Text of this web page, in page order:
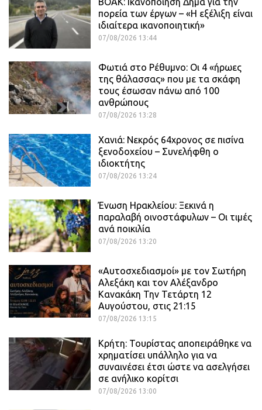
πορεία των έργων – «Η εξέλιξη είναι
ιδιαίτερα ικανοποιητική»
07/08/2026 13:44
Φωτιά στο Ρέθυμνο: Οι 4 «ήρωες
της θάλασσας» που με τα σκάφη
τους έσωσαν πάνω από 100
ανθρώπους
07/08/2026 13:28
Χανιά: Νεκρός 64χρονος σε πισίνα
ξενοδοχείου – Συνελήφθη ο
ιδιοκτήτης
07/08/2026 13:24
Ένωση Ηρακλείου: Ξεκινά η
παραλαβή οινοστάφυλων – Οι τιμές
ανά ποικιλία
07/08/2026 13:20
«Αυτοσχεδιασμοί» με τον Σωτήρη
Αλεξάκη και τον Αλέξανδρο
Κανακάκη Την Τετάρτη 12
Αυγούστου, στις 21:15
07/08/2026 13:15
Κρήτη: Τουρίστας αποπειράθηκε να
χρηματίσει υπάλληλο για να
συναινέσει έτσι ώστε να ασελγήσει
σε ανήλικο κορίτσι
07/08/2026 13:00